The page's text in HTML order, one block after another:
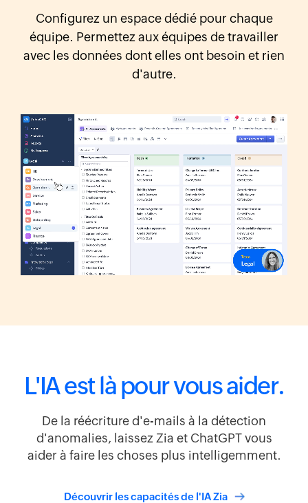
Configurez un espace dédié pour chaque
équipe. Permettez aux équipes de travailler
avec les données dont elles ont besoin et rien
d'autre.
L'IA est là pour vous aider.
De la réécriture d'e-mails à la détection
d'anomalies, laissez Zia et ChatGPT vous
aider à faire les choses plus intelligemment.
Découvrir les capacités de l'IA Zia
temps réel